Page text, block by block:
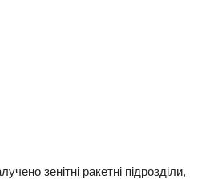
зенітні ракетні підрозділи,